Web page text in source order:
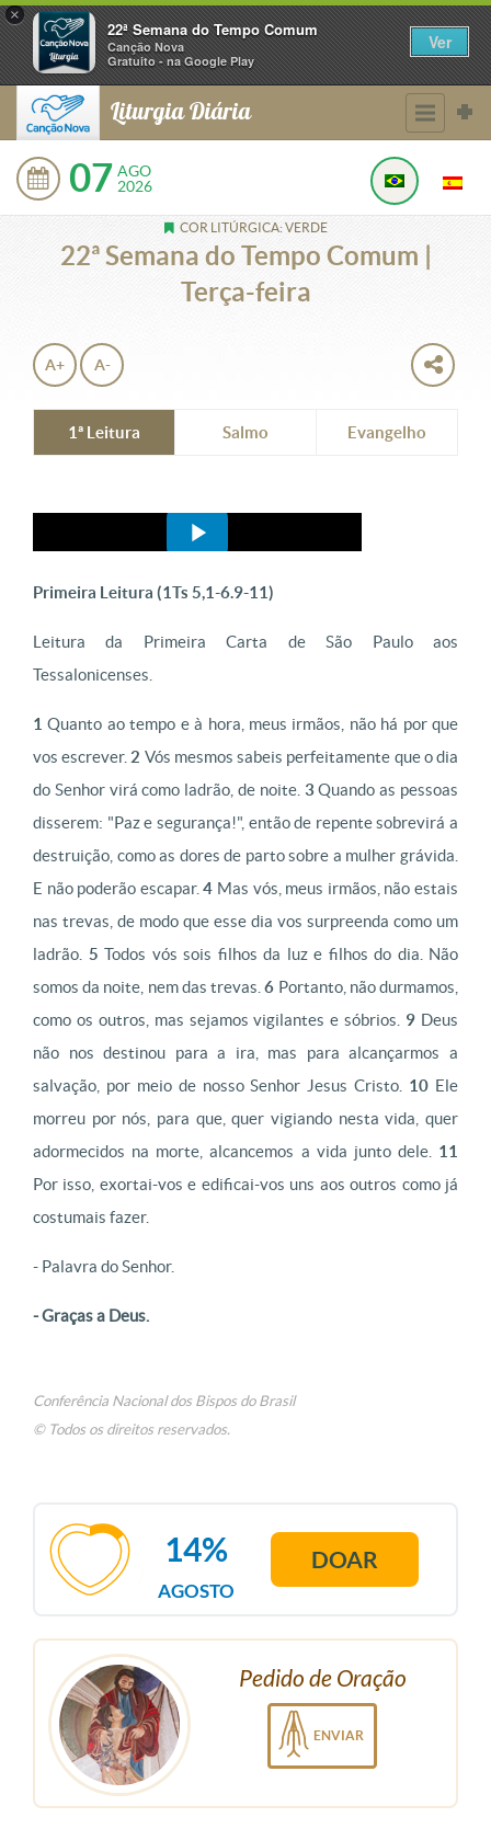
×
22ª Semana do Tempo Comum
Canção Nova
Gratuito - na Google Play
Ver
Liturgia Diária
07 AGO
2026
COR LITÚRGICA: VERDE
22ª Semana do Tempo Comum |
Terça-feira
A+ A-
1ª Leitura Salmo Evangelho
Primeira Leitura (1Ts 5,1-6.9-11)
Leitura da Primeira Carta de São Paulo aos
Tessalonicenses.
1 Quanto ao tempo e à hora, meus irmãos, não há por que
vos escrever. 2 Vós mesmos sabeis perfeitamente que o dia
do Senhor virá como ladrão, de noite. 3 Quando as pessoas
disserem: "Paz e segurança!", então de repente sobrevirá a
destruição, como as dores de parto sobre a mulher grávida.
E não poderão escapar.4 Mas vós, meus irmãos, não estais
nas trevas, de modo que esse dia vos surpreenda como um
ladrão. 5 Todos vós sois filhos da luz e filhos do dia. Não
somos da noite, nem das trevas.6 Portanto, não durmamos,
como os outros, mas sejamos vigilantes e sóbrios. 9 Deus
não nos destinou para a ira, mas para alcançarmos a
salvação, por meio de nosso Senhor Jesus Cristo. 10 Ele
morreu por nós, para que, quer vigiando nesta vida, quer
adormecidos na morte, alcancemos a vida junto dele. 11
Por isso, exortai-vos e edificai-vos uns aos outros como já
costumais fazer.
- Palavra do Senhor.
- Graças a Deus.
Conferência Nacional dos Bispos do Brasil
© Todos os direitos reservados.
AGOSTO
14% DOAR
Pedido de Oração
ENVIAR